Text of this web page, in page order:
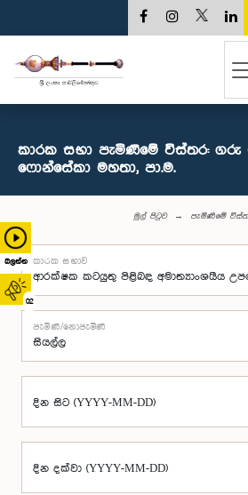
බලන්න
02
කාරක සභා පැමිණීමේ විස්තර: ගරු
ෆොන්සේකා මහතා, පා.ම.
මුල් පිටුව පැමිණීමේ
කාරක සභාව
පැමිණි/නොපැමිණි
දින සිට (YYYY-MM-DD)
දින දක්වා (YYYY-MM-DD)